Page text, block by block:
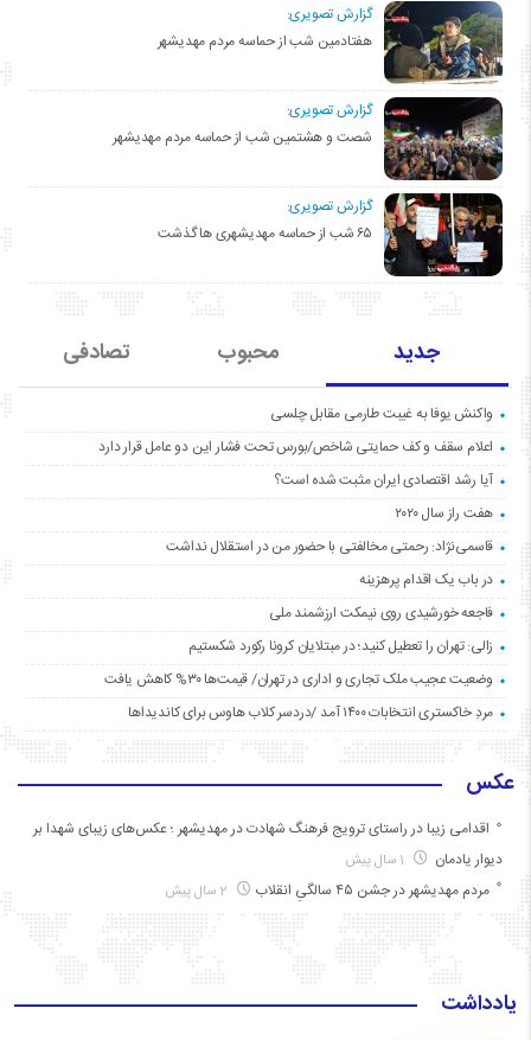
گزارش تصویری:
هفتادمین شب از حماسه مردم مهدیشهر
گزارش تصویری:
شصت و هشتمین شب از حماسه مردم مهدیشهر
گزارش تصویری:
۶۵ شب از حماسه مهدیشهری ها گذشت
جدید محبوب تصادفی
واکنش یوفا به غیبت طارمی مقابل چلسی
اعلام سقف و کف حمایتی شاخص/بورس تحت فشار این دو عامل قرار دارد
آیا رشد اقتصادی ایران مثبت شده است؟
هفت راز سال ۲۰۲۰
قاسمی‌نژاد: رحمتی مخالفتی با حضور من در استقلال نداشت
در باب یک اقدام پرهزینه
فاجعه خورشیدی روی نیمکت ارزشمند ملی
زالی: تهران را تعطیل کنید؛ در مبتلایان کرونا رکورد شکستیم
وضعیت عجیب ملک تجاری و اداری در تهران/ قیمت‌ها ۳۰% کاهش یافت
مردِ خاکستری انتخابات ۱۴۰۰ آمد /دردسر کلاب هاوس برای کاندیداها
عکس
اقدامی زیبا در راستای ترویج فرهنگ شهادت در مهدیشهر ؛ عکس‌های زیبای شهدا بر
دیوار یادمان
مردم مهدیشهر در جشن ۴۵ سالگیِ انقلاب
یادداشت